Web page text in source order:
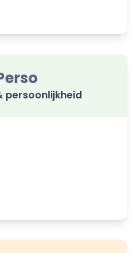
persoonlijkheid